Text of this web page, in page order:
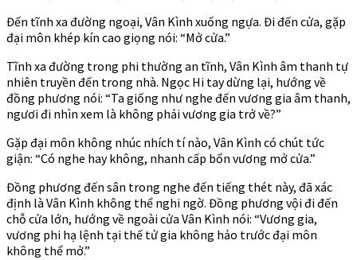
Đến tĩnh xa đường ngoại, Vân Kình xuống ngựa. Đi đến cửa, gặp
đại môn khép kín cao giọng nói: “Mở cửa.”
Tĩnh xa đường trong phi thường an tĩnh, Vân Kình âm thanh tự
nhiên truyền đến trong nhà. Ngọc Hi tay dừng lại, hướng về
đồng phương nói: “Ta giống như nghe đến vương gia âm thanh,
ngươi đi nhìn xem là không phải vương gia trở về?”
Gặp đại môn không nhúc nhích tí nào, Vân Kình có chút tức
giận: “Có nghe hay không, nhanh cấp bổn vương mở cửa.”
Đồng phương đến sân trong nghe đến tiếng thét này, đã xác
định là Vân Kình không thể nghi ngờ. Đồng phương vội đi đến
chỗ cửa lớn, hướng về ngoài cửa Vân Kình nói: “Vương gia,
vương phi hạ lệnh tại thế tử gia không hảo trước đại môn
không thể mở.”